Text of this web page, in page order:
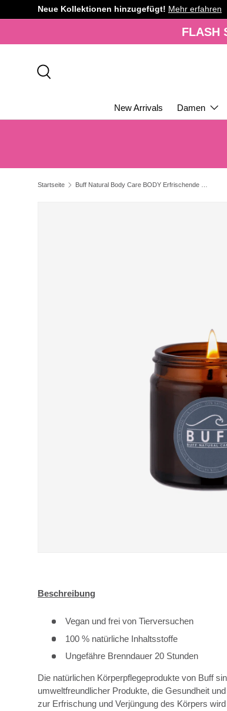
DIREKT ZUM INHALT
Neue Kollektionen hinzugefügt! Mehr erfahren
FLASH
New Arrivals Damen
Startseite
Beschreibung
Vegan und frei von Tierversuchen
100 % natürliche Inhaltsstoffe
Ungefähre Brenndauer 20 Stunden
Die natürlichen Körperpflegeprodukte von Buff
umweltfreundlicher Produkte, die Gesundheit
zur Erfrischung und Verjüngung des Körpers